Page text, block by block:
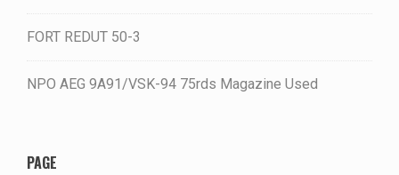
FORT REDUT 50-3
NPO AEG 9A91/VSK-94 75rds Magazine Used
PAGE